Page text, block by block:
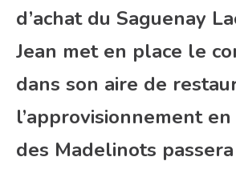
d’achat du Saguenay
Jean met en place le
dans son aire de
l’approvisionnement
des Madelinots